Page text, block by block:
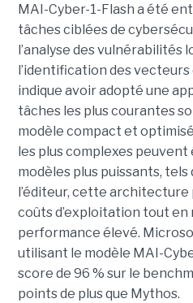
MAI-Cyber-1-Flash a été
tâches ciblées de
l’analyse des vulnérabilités
l’identification des
indique avoir adopté une
tâches les plus courantes
modèle compact et
les plus complexes
modèles plus puissants, tels
l’éditeur, cette
coûts d’exploitation tout en
performance élevé.
utilisant le modèle MAI-
score de 96 % sur le
points de plus que Mythos.